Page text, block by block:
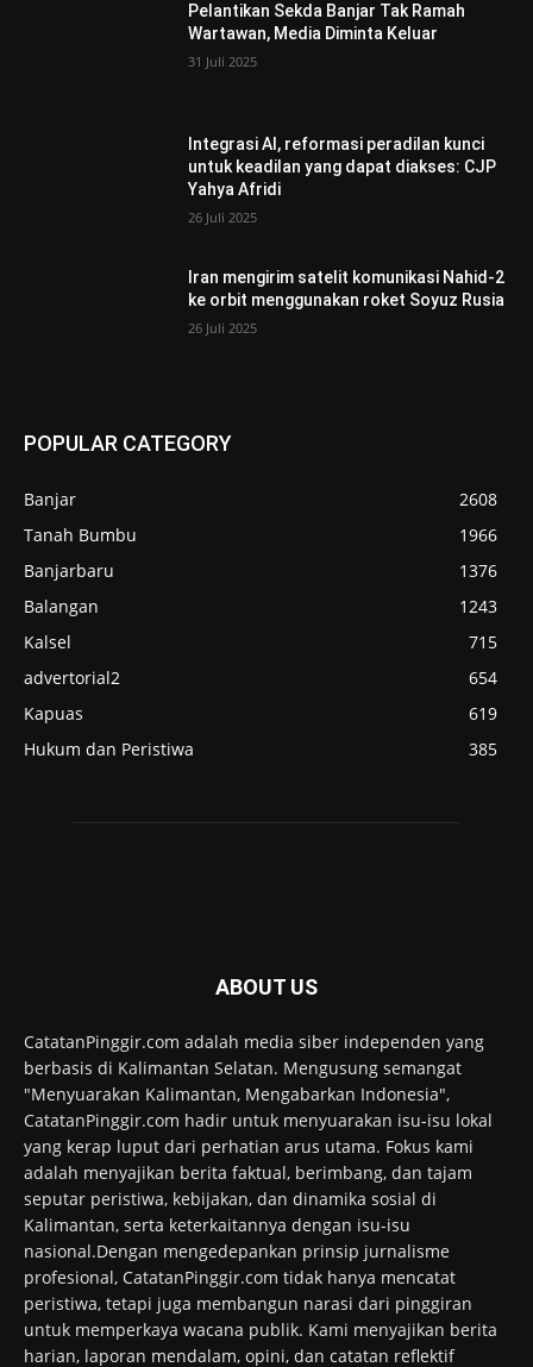
Pelantikan Sekda Banjar Tak Ramah
Wartawan, Media Diminta Keluar
31 Juli 2025
Integrasi AI, reformasi peradilan kunci
untuk keadilan yang dapat diakses: CJP
Yahya Afridi
26 Juli 2025
Iran mengirim satelit komunikasi Nahid-2
ke orbit menggunakan roket Soyuz Rusia
26 Juli 2025
POPULAR CATEGORY
Banjar
2608
Tanah Bumbu
1966
Banjarbaru
1376
Balangan
1243
Kalsel
715
advertorial2
654
Kapuas
619
Hukum dan Peristiwa
385
ABOUT US
CatatanPinggir.com adalah media siber independen yang
berbasis di Kalimantan Selatan. Mengusung semangat
"Menyuarakan Kalimantan, Mengabarkan Indonesia",
CatatanPinggir.com hadir untuk menyuarakan isu-isu lokal
yang kerap luput dari perhatian arus utama. Fokus kami
adalah menyajikan berita faktual, berimbang, dan tajam
seputar peristiwa, kebijakan, dan dinamika sosial di
Kalimantan, serta keterkaitannya dengan isu-isu
nasional.Dengan mengedepankan prinsip jurnalisme
profesional, CatatanPinggir.com tidak hanya mencatat
peristiwa, tetapi juga membangun narasi dari pinggiran
untuk memperkaya wacana publik. Kami menyajikan berita
harian, laporan mendalam, opini, dan catatan reflektif